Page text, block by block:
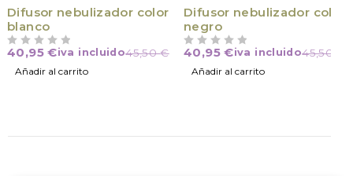
Difusor nebulizador color
blanco
45,50€
40,95€iva incluido
Añadir al carrito
Difusor nebulizador color
negro
45,50
40,95€iva incluido
Añadir al carrito